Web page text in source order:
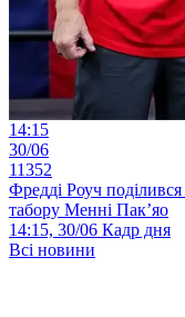
14:15
30/06
11352
Фредді Роуч
табору Менні Пак’яо
14:15, 30/06 Кадр дня
Всі новини